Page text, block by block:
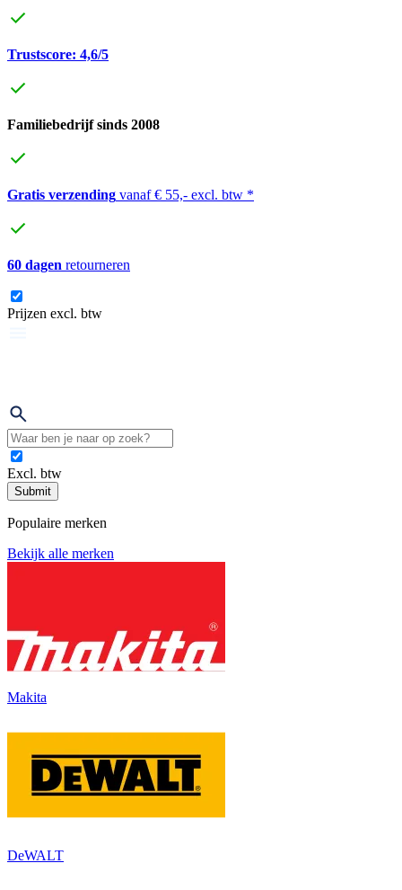
Trustscore: 4,6/5
Familiebedrijf sinds 2008
Gratis verzending vanaf € 55,- excl. btw *
60 dagen retourneren
Prijzen excl. btw
Excl. btw
Submit
Populaire merken
Bekijk alle merken
Makita
DeWALT